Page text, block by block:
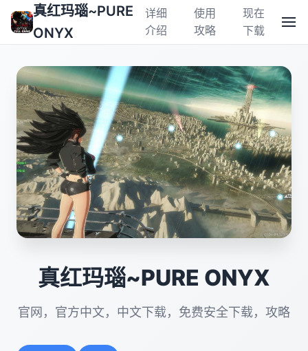
真红玛瑙~PURE
ONYX
详细
介绍
使用
攻略
现在
下载
真红玛瑙~PURE ONYX
官网，官方中文，中文下载，免费安全下载，攻略